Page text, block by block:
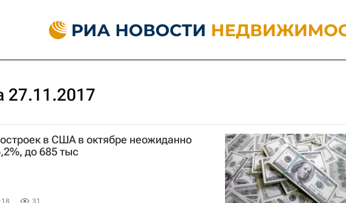
27.11.2017
в США в октябре неожиданно
до 685 тыс